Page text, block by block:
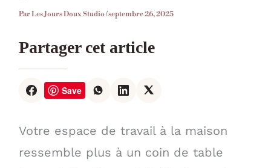
ParLes Jours Doux Studio/septembre 26, 2025
Partager cet article
Save
Votre espace de travail à la maison
ressemble plus à un coin de table